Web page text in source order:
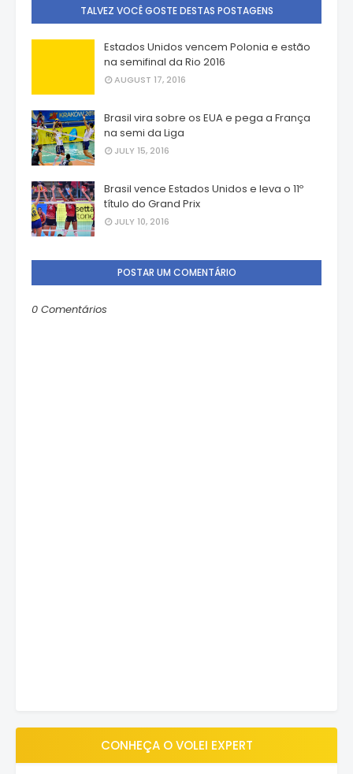
TALVEZ VOCÊ GOSTE DESTAS POSTAGENS
Estados Unidos vencem Polonia e estão
na semifinal da Rio 2016
AUGUST 17, 2016
Brasil vira sobre os EUA e pega a França
na semi da Liga
JULY 15, 2016
Brasil vence Estados Unidos e leva o 11º
título do Grand Prix
JULY 10, 2016
POSTAR UM COMENTÁRIO
0 Comentários
CONHEÇA O VOLEI EXPERT